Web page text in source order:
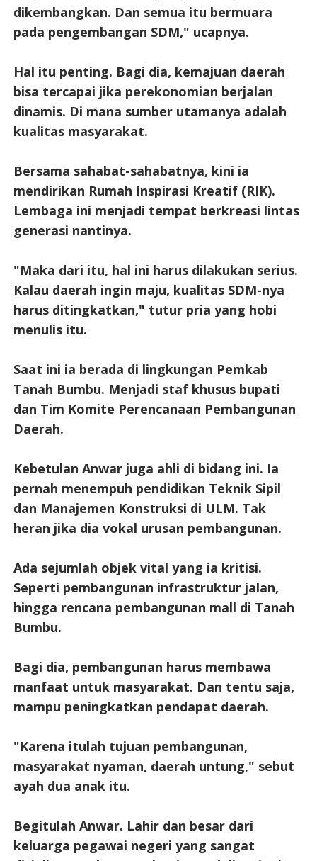
dikembangkan. Dan semua itu bermuara
pada pengembangan SDM," ucapnya.
Hal itu penting. Bagi dia, kemajuan daerah
bisa tercapai jika perekonomian berjalan
dinamis. Di mana sumber utamanya adalah
kualitas masyarakat.
Bersama sahabat-sahabatnya, kini ia
mendirikan Rumah Inspirasi Kreatif (RIK).
Lembaga ini menjadi tempat berkreasi lintas
generasi nantinya.
"Maka dari itu, hal ini harus dilakukan serius.
Kalau daerah ingin maju, kualitas SDM-nya
harus ditingkatkan," tutur pria yang hobi
menulis itu.
Saat ini ia berada di lingkungan Pemkab
Tanah Bumbu. Menjadi staf khusus bupati
dan Tim Komite Perencanaan Pembangunan
Daerah.
Kebetulan Anwar juga ahli di bidang ini. Ia
pernah menempuh pendidikan Teknik Sipil
dan Manajemen Konstruksi di ULM. Tak
heran jika dia vokal urusan pembangunan.
Ada sejumlah objek vital yang ia kritisi.
Seperti pembangunan infrastruktur jalan,
hingga rencana pembangunan mall di Tanah
Bumbu.
Bagi dia, pembangunan harus membawa
manfaat untuk masyarakat. Dan tentu saja,
mampu peningkatkan pendapat daerah.
"Karena itulah tujuan pembangunan,
masyarakat nyaman, daerah untung," sebut
ayah dua anak itu.
Begitulah Anwar. Lahir dan besar dari
keluarga pegawai negeri yang sangat